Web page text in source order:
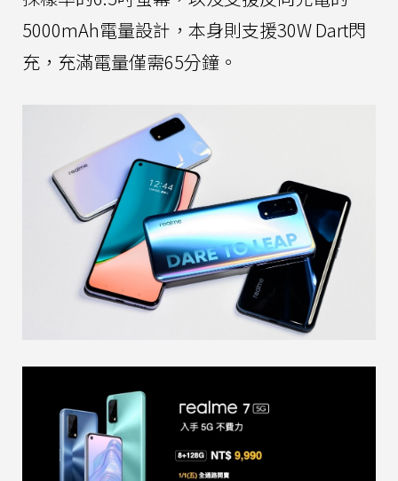
5000mAh電量設計，本身則支援30W Dart閃
充，充滿電量僅需65分鐘。